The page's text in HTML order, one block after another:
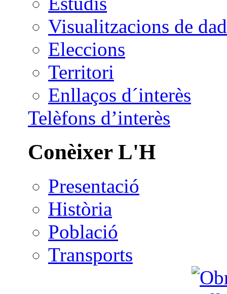
Visualitzacions de
Eleccions
Territori
Enllaços d´interès
Telèfons d’interès
Conèixer L'H
Presentació
Història
Població
Transports